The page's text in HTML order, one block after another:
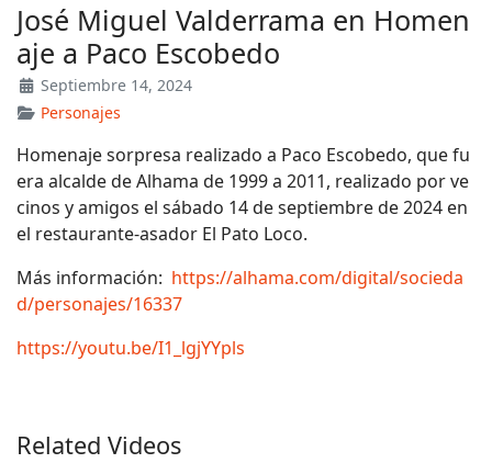
José Miguel Valderrama en Homen
aje a Paco Escobedo
Septiembre 14, 2024
Personajes
Homenaje sorpresa realizado a Paco Escobedo, que fu
era alcalde de Alhama de 1999 a 2011, realizado por ve
cinos y amigos el sábado 14 de septiembre de 2024 en
el restaurante-asador El Pato Loco.
Más información: https://alhama.com/digital/socieda
d/personajes/16337
https://youtu.be/I1_lgjYYpls
Related Videos